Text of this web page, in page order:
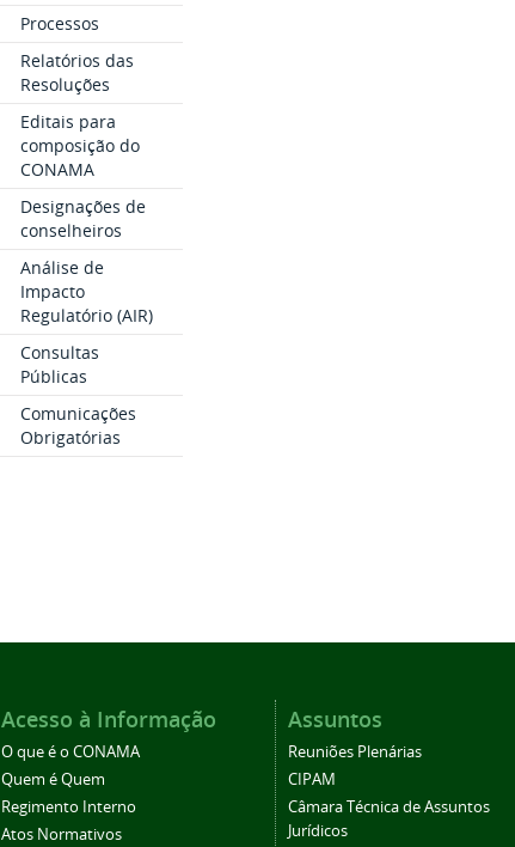
Processos
Relatórios das
Resoluções
Editais para
composição do
CONAMA
Designações de
conselheiros
Análise de
Impacto
Regulatório (AIR)
Consultas
Públicas
Comunicações
Obrigatórias
Acesso à Informação
O que é o CONAMA
Quem é Quem
Regimento Interno
Atos Normativos
Assuntos
Reuniões Plenárias
CIPAM
Câmara Técnica de Assuntos
Jurídicos